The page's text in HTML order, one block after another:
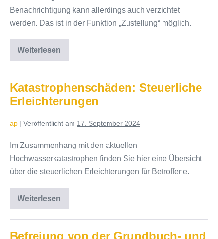
Benachrichtigung kann allerdings auch verzichtet
werden. Das ist in der Funktion „Zustellung“ möglich.
WeiterlesenFinanzOnline
–
elektronischer
Zustellung
Katastrophenschäden: Steuerliche
Erleichterungen
ap | Veröffentlicht am 17. September 2024
Im Zusammenhang mit den aktuellen
Hochwasserkatastrophen finden Sie hier eine Übersicht
über die steuerlichen Erleichterungen für Betroffene.
WeiterlesenKatastrophenschäden:
Steuerliche
Befreiung von der Grundbuch- und